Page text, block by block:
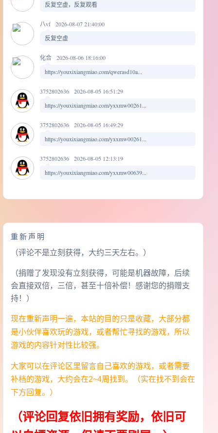
反复空虚，反复观看
八vf
2026-08-07 21:40:00
反复空虚
化合
2026-08-06 18:16:00
https://youxixiangmiao.com/qwerasd10a...
3752802636
2026-08-05 16:51:29
https://youxixiangmiao.com/yxxmw00261...
3752802636
2026-08-05 16:49:29
https://youxixiangmiao.com/yxxmw00261...
3752802636
2026-08-05 12:13:19
https://youxixiangmiao.com/yxxmw00639...
重新声明
（评论不是立刻获得，大约三天左右。）
（捐赠了发现没有立刻获得，可能是机器故障，后续
会直接双倍，三倍，甚至十倍补偿！感谢您的捐赠支
持！）
现在重新声明一遍，本站的目的只是收藏，大部分都
是小伙伴喜欢玩的游戏，或者帮忙寻找的游戏，所以
游戏的内容针对性比较强。
大家可以在评论区里留言自己喜欢的游戏，或者需要
补档的游戏，大约会在2~4周找到。（实在找不到会在
下方回复。）
（评论回复依旧拥有奖励，依旧可